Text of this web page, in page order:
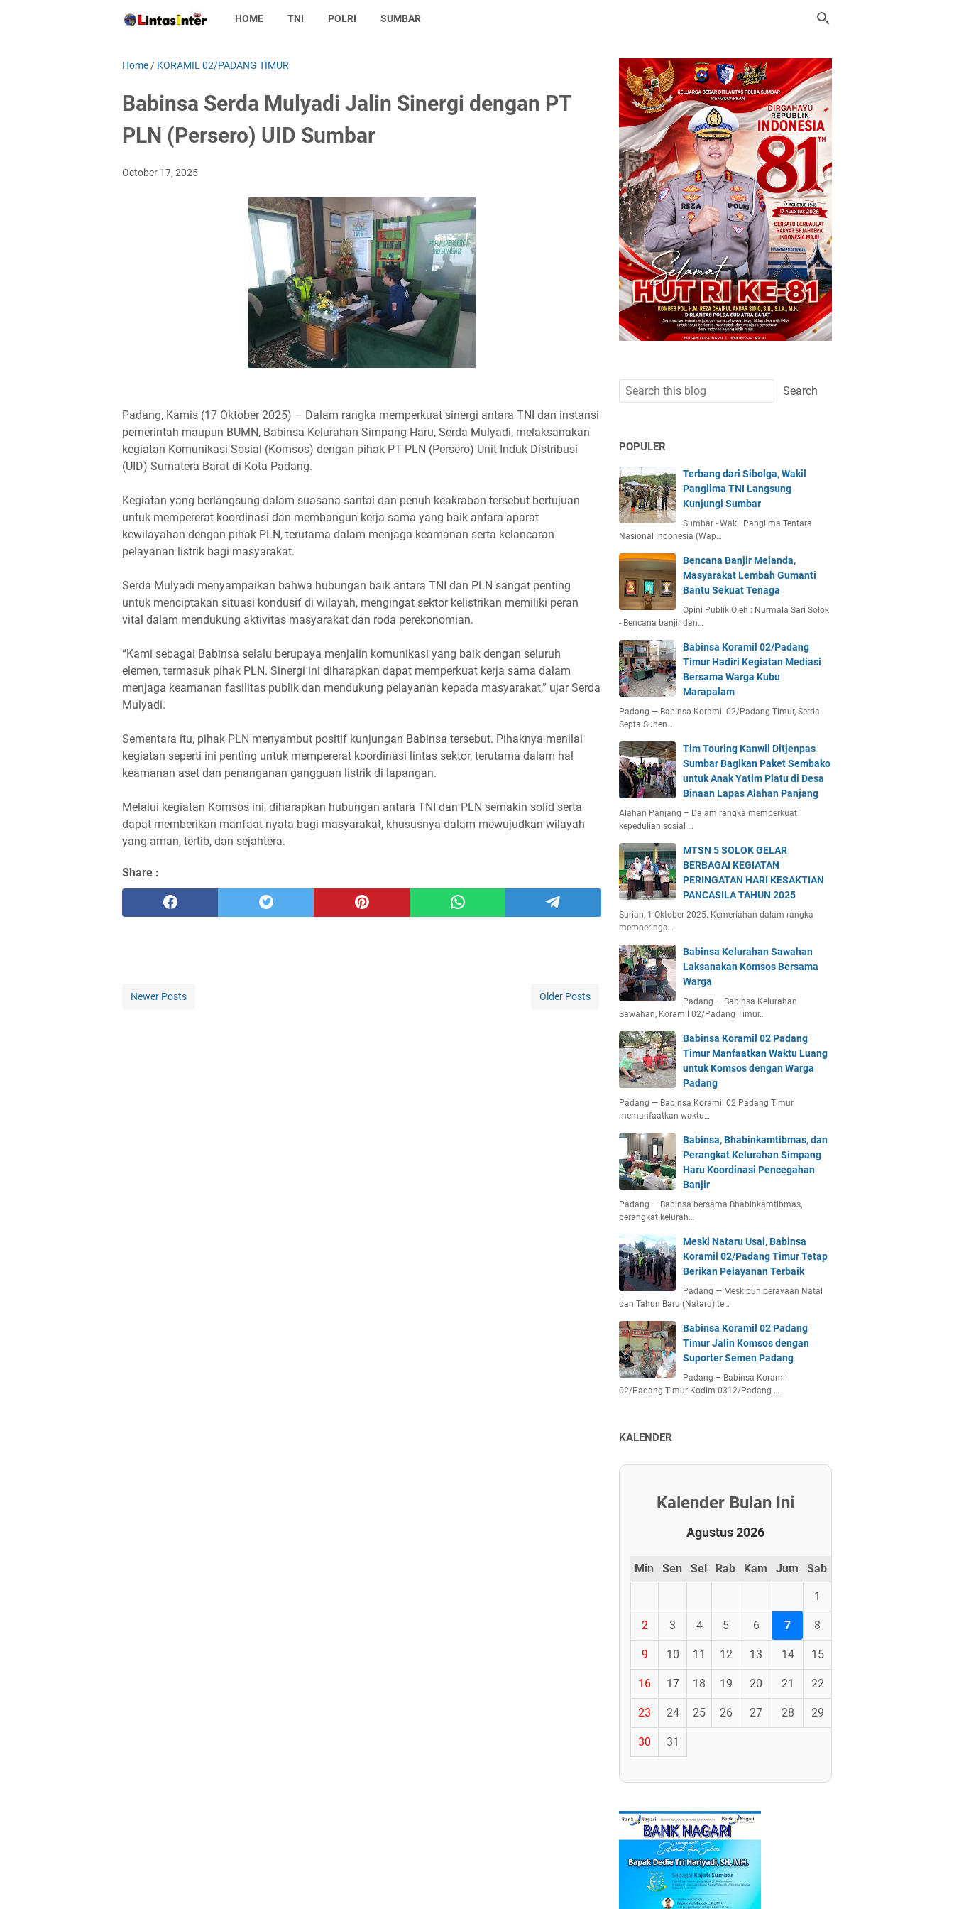
HOME TNI POLRI SUMBAR
Home / KORAMIL 02/PADANG TIMUR
Babinsa Serda Mulyadi Jalin Sinergi dengan PT
PLN (Persero) UID Sumbar
October 17, 2025
Padang, Kamis (17 Oktober 2025) – Dalam rangka memperkuat sinergi antara TNI dan instansi
pemerintah maupun BUMN, Babinsa Kelurahan Simpang Haru, Serda Mulyadi, melaksanakan
kegiatan Komunikasi Sosial (Komsos) dengan pihak PT PLN (Persero) Unit Induk Distribusi
(UID) Sumatera Barat di Kota Padang.
Kegiatan yang berlangsung dalam suasana santai dan penuh keakraban tersebut bertujuan
untuk mempererat koordinasi dan membangun kerja sama yang baik antara aparat
kewilayahan dengan pihak PLN, terutama dalam menjaga keamanan serta kelancaran
pelayanan listrik bagi masyarakat.
Serda Mulyadi menyampaikan bahwa hubungan baik antara TNI dan PLN sangat penting
untuk menciptakan situasi kondusif di wilayah, mengingat sektor kelistrikan memiliki peran
vital dalam mendukung aktivitas masyarakat dan roda perekonomian.
“Kami sebagai Babinsa selalu berupaya menjalin komunikasi yang baik dengan seluruh
elemen, termasuk pihak PLN. Sinergi ini diharapkan dapat memperkuat kerja sama dalam
menjaga keamanan fasilitas publik dan mendukung pelayanan kepada masyarakat,” ujar Serda
Mulyadi.
Sementara itu, pihak PLN menyambut positif kunjungan Babinsa tersebut. Pihaknya menilai
kegiatan seperti ini penting untuk mempererat koordinasi lintas sektor, terutama dalam hal
keamanan aset dan penanganan gangguan listrik di lapangan.
Melalui kegiatan Komsos ini, diharapkan hubungan antara TNI dan PLN semakin solid serta
dapat memberikan manfaat nyata bagi masyarakat, khususnya dalam mewujudkan wilayah
yang aman, tertib, dan sejahtera.
Share :
Newer Posts Older Posts
POPULER
Terbang dari Sibolga, Wakil
Panglima TNI Langsung
Kunjungi Sumbar
Sumbar - Wakil Panglima Tentara
Nasional Indonesia (Wap…
Bencana Banjir Melanda,
Masyarakat Lembah Gumanti
Bantu Sekuat Tenaga
Opini Publik Oleh : Nurmala Sari Solok
- Bencana banjir dan…
Babinsa Koramil 02/Padang
Timur Hadiri Kegiatan Mediasi
Bersama Warga Kubu
Marapalam
Padang — Babinsa Koramil 02/Padang Timur, Serda
Septa Suhen…
Tim Touring Kanwil Ditjenpas
Sumbar Bagikan Paket Sembako
untuk Anak Yatim Piatu di Desa
Binaan Lapas Alahan Panjang
Alahan Panjang – Dalam rangka memperkuat
kepedulian sosial …
MTSN 5 SOLOK GELAR
BERBAGAI KEGIATAN
PERINGATAN HARI KESAKTIAN
PANCASILA TAHUN 2025
Surian, 1 Oktober 2025. Kemeriahan dalam rangka
memperinga…
Babinsa Kelurahan Sawahan
Laksanakan Komsos Bersama
Warga
Padang — Babinsa Kelurahan
Sawahan, Koramil 02/Padang Timur…
Babinsa Koramil 02 Padang
Timur Manfaatkan Waktu Luang
untuk Komsos dengan Warga
Padang
Padang — Babinsa Koramil 02 Padang Timur
memanfaatkan waktu…
Babinsa, Bhabinkamtibmas, dan
Perangkat Kelurahan Simpang
Haru Koordinasi Pencegahan
Banjir
Padang — Babinsa bersama Bhabinkamtibmas,
perangkat kelurah…
Meski Nataru Usai, Babinsa
Koramil 02/Padang Timur Tetap
Berikan Pelayanan Terbaik
Padang — Meskipun perayaan Natal
dan Tahun Baru (Nataru) te…
Babinsa Koramil 02 Padang
Timur Jalin Komsos dengan
Suporter Semen Padang
Padang – Babinsa Koramil
02/Padang Timur Kodim 0312/Padang …
KALENDER
Kalender Bulan Ini
Agustus 2026
Min Sen Sel Rab Kam Jum Sab
1
2 3 4 5 6 7 8
9 10 11 12 13 14 15
16 17 18 19 20 21 22
23 24 25 26 27 28 29
30 31